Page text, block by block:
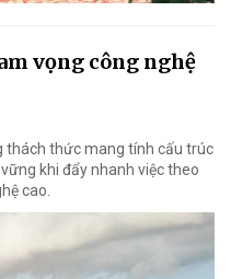
vọng công nghệ
thách thức mang tính cấu trúc
khi đẩy nhanh việc theo
cao.